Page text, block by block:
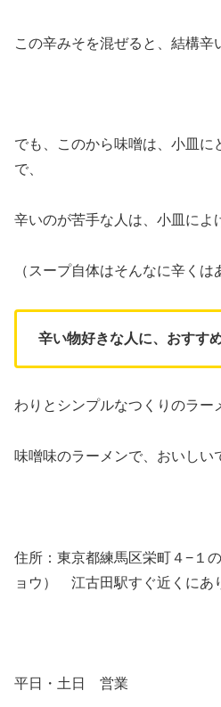
この辛みそを混ぜると、結構辛
でも、このから味噌は、小皿に
で、
辛いのが苦手な人は、小皿によ
（スープ自体はそんなに辛くは
辛い物好きな人に、おすす
わりとシンプルなつくりのラー
味噌味のラーメンで、おいしい
住所：東京都練馬区栄町４−１
ョウ） 江古田駅すぐ近くにあ
平日・土日 営業